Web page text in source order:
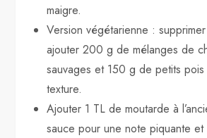
maigre.
Version végétarienne :
ajouter 200 g de mélanges de
sauvages et 150 g de petits
texture.
Ajouter 1 TL de moutarde à
sauce pour une note piquante et